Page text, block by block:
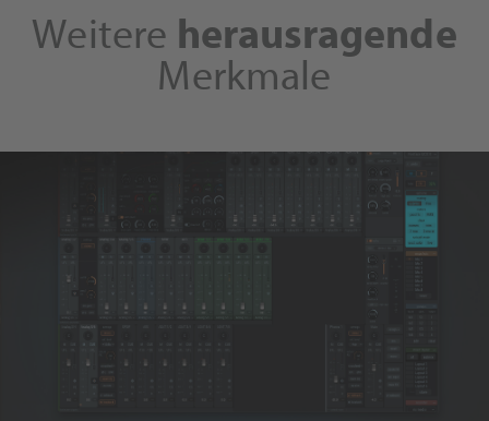
Weitere herausragende
Merkmale